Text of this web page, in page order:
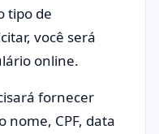
tipo de
você será
online.
fornecer
nome, CPF, data